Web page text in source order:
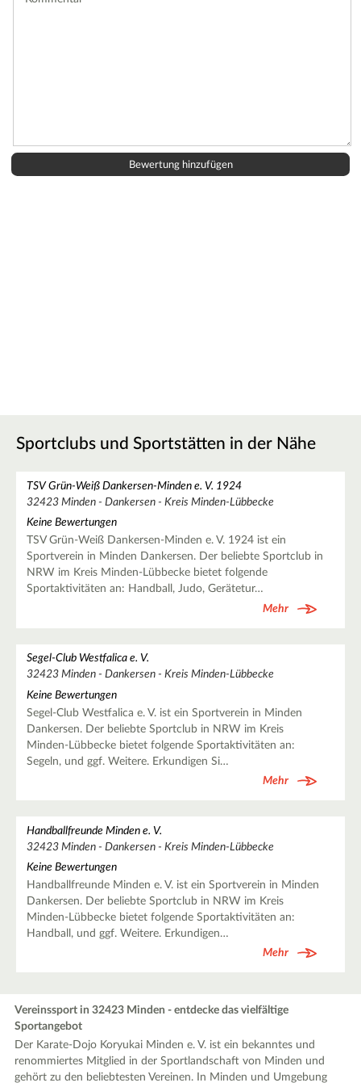
Sportclubs und Sportstätten in der Nähe
TSV Grün-Weiß Dankersen-Minden e. V. 1924
32423 Minden - Dankersen - Kreis Minden-Lübbecke
Keine Bewertungen
TSV Grün-Weiß Dankersen-Minden e. V. 1924 ist ein
Sportverein in Minden Dankersen. Der beliebte Sportclub in
NRW im Kreis Minden-Lübbecke bietet folgende
Sportaktivitäten an: Handball, Judo, Gerätetur…
Mehr
Segel-Club Westfalica e. V.
32423 Minden - Dankersen - Kreis Minden-Lübbecke
Keine Bewertungen
Segel-Club Westfalica e. V. ist ein Sportverein in Minden
Dankersen. Der beliebte Sportclub in NRW im Kreis
Minden-Lübbecke bietet folgende Sportaktivitäten an:
Segeln, und ggf. Weitere. Erkundigen Si…
Mehr
Handballfreunde Minden e. V.
32423 Minden - Dankersen - Kreis Minden-Lübbecke
Keine Bewertungen
Handballfreunde Minden e. V. ist ein Sportverein in Minden
Dankersen. Der beliebte Sportclub in NRW im Kreis
Minden-Lübbecke bietet folgende Sportaktivitäten an:
Handball, und ggf. Weitere. Erkundigen…
Mehr
Vereinssport in 32423 Minden - entdecke das vielfältige
Sportangebot
Der Karate-Dojo Koryukai Minden e. V. ist ein bekanntes und
renommiertes Mitglied in der Sportlandschaft von Minden und
gehört zu den beliebtesten Vereinen. In Minden und Umgebung